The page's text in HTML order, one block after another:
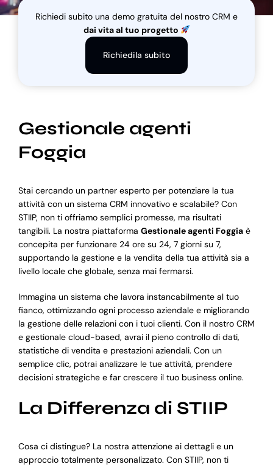
Richiedi subito una demo gratuita del nostro CRM e
dai vita al tuo progetto
Richiedila subito
Gestionale agenti
Foggia
Stai cercando un partner esperto per potenziare la tua
attività con un sistema CRM innovativo e scalabile? Con
STIIP, non ti offriamo semplici promesse, ma risultati
tangibili. La nostra piattaforma Gestionale agenti Foggiaè
concepita per funzionare 24 ore su 24, 7 giorni su 7,
supportando la gestione e la vendita della tua attività sia a
livello locale che globale, senza mai fermarsi.
Immagina un sistema che lavora instancabilmente al tuo
fianco, ottimizzando ogni processo aziendale e migliorando
la gestione delle relazioni con i tuoi clienti. Con il nostro CRM
e gestionale cloud-based, avrai il pieno controllo di dati,
statistiche di vendita e prestazioni aziendali. Con un
semplice clic, potrai analizzare le tue attività, prendere
decisioni strategiche e far crescere il tuo business online.
La Differenza di STIIP
Cosa ci distingue? La nostra attenzione ai dettagli e un
approccio totalmente personalizzato. Con STIIP, non ti